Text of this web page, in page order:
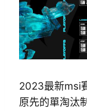
2023最新msi
原先的單淘汰